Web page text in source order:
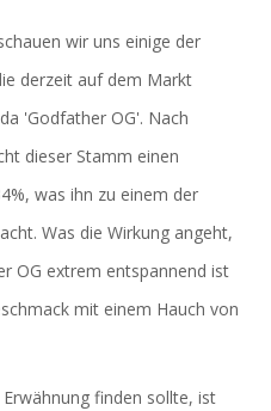
wir uns einige der
derzeit auf dem Markt
'Godfather OG'. Nach
dieser Stamm einen
was ihn zu einem der
Was die Wirkung angeht,
OG extrem entspannend ist
mit einem Hauch von
finden sollte, ist